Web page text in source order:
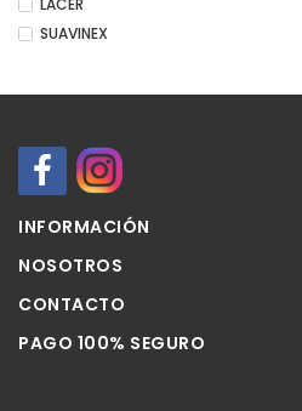
LACER
SUAVINEX
INFORMACIÓN
NOSOTROS
CONTACTO
PAGO 100% SEGURO